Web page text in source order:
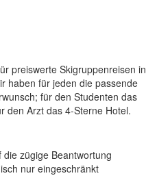
preiswerte Skigruppenreisen in
haben für jeden die passende
für den Studenten das
den Arzt das 4-Sterne Hotel.
zügige Beantwortung
nur eingeschränkt